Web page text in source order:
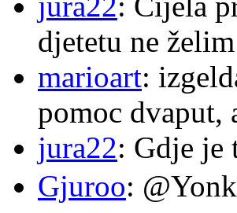
djetetu ne
marioart:
pomoc dvaput,
jura22: Gdje je
Gjuroo: